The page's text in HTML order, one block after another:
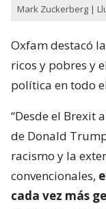
Mark Zuckerberg |
Oxfam destacó
ricos y pobres y
política en todo
“Desde el Brexit
de Donald
racismo y la
convencionales,
cada vez más